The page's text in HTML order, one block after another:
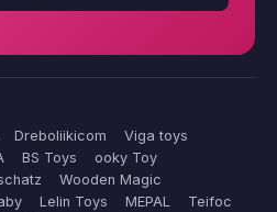
Dreboliikicom
Viga toys
BS Toys
ooky Toy
Wooden Magic
Lelin Toys MEPAL
Teifoc